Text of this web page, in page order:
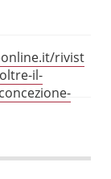
rivist
il-